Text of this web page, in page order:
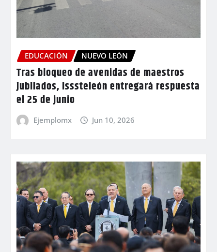
EDUCACIÓN NUEVO LEÓN
Tras bloqueo de avenidas de maestros
jubilados, Isssteleón entregará respuesta
el 25 de junio
Ejemplomx Jun 10, 2026